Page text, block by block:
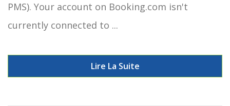
PMS). Your account on Booking.com isn't
currently connected to ...
Lire La Suite